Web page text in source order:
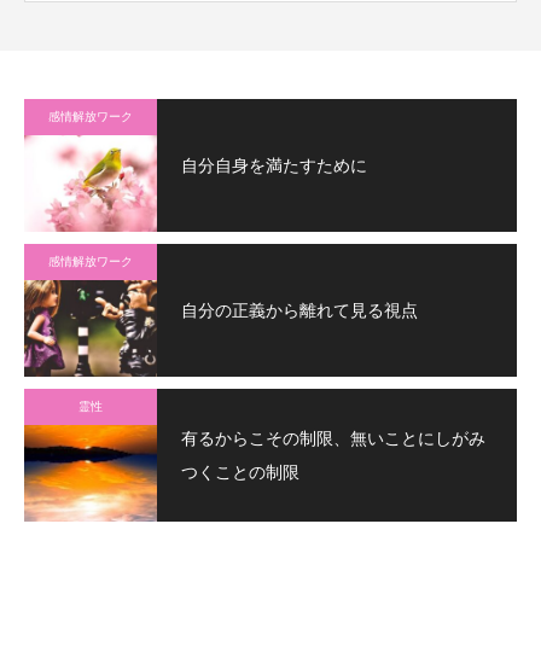
感情解放ワーク
自分自身を満たすために
感情解放ワーク
自分の正義から離れて見る視点
霊性
有るからこその制限、無いことにしがみ
つくことの制限